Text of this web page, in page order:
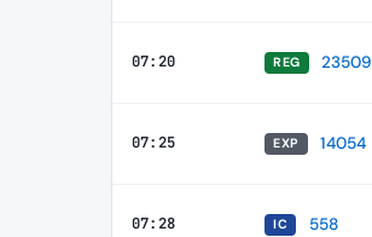
07:20 REG 23509
07:25 EXP 14054
07:28 IC 558